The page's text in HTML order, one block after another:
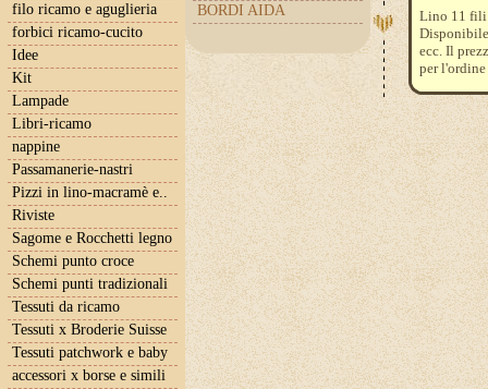
BORDI AIDA
filo ricamo e aguglieria
forbici ricamo-cucito
Idee
Kit
Lampade
Libri-ricamo
nappine
Passamanerie-nastri
Pizzi in lino-macramè e..
Riviste
Sagome e Rocchetti legno
Schemi punto croce
Schemi punti tradizionali
Tessuti da ricamo
Tessuti x Broderie Suisse
Tessuti patchwork e baby
accessori x borse e simili
Lino 11 fili
ecc. Il
per